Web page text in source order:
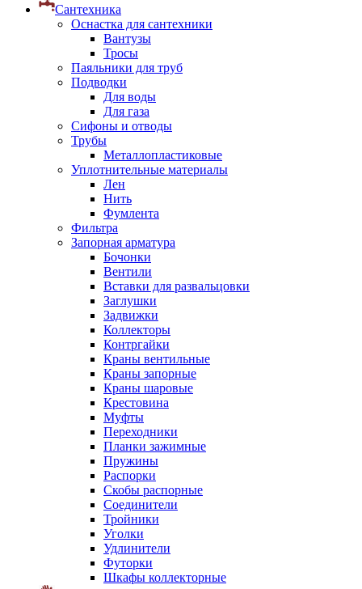
Сантехника
Оснастка для сантехники
Вантузы
Тросы
Паяльники для труб
Подводки
Для воды
Для газа
Сифоны и отводы
Трубы
Металлопластиковые
Уплотнительные материалы
Лен
Нить
Фумлента
Фильтра
Запорная арматура
Бочонки
Вентили
Вставки для развальцовки
Заглушки
Задвижки
Коллекторы
Контргайки
Краны вентильные
Краны запорные
Краны шаровые
Крестовина
Муфты
Переходники
Планки зажимные
Пружины
Распорки
Скобы распорные
Соединители
Тройники
Уголки
Удлинители
Футорки
Шкафы коллекторные